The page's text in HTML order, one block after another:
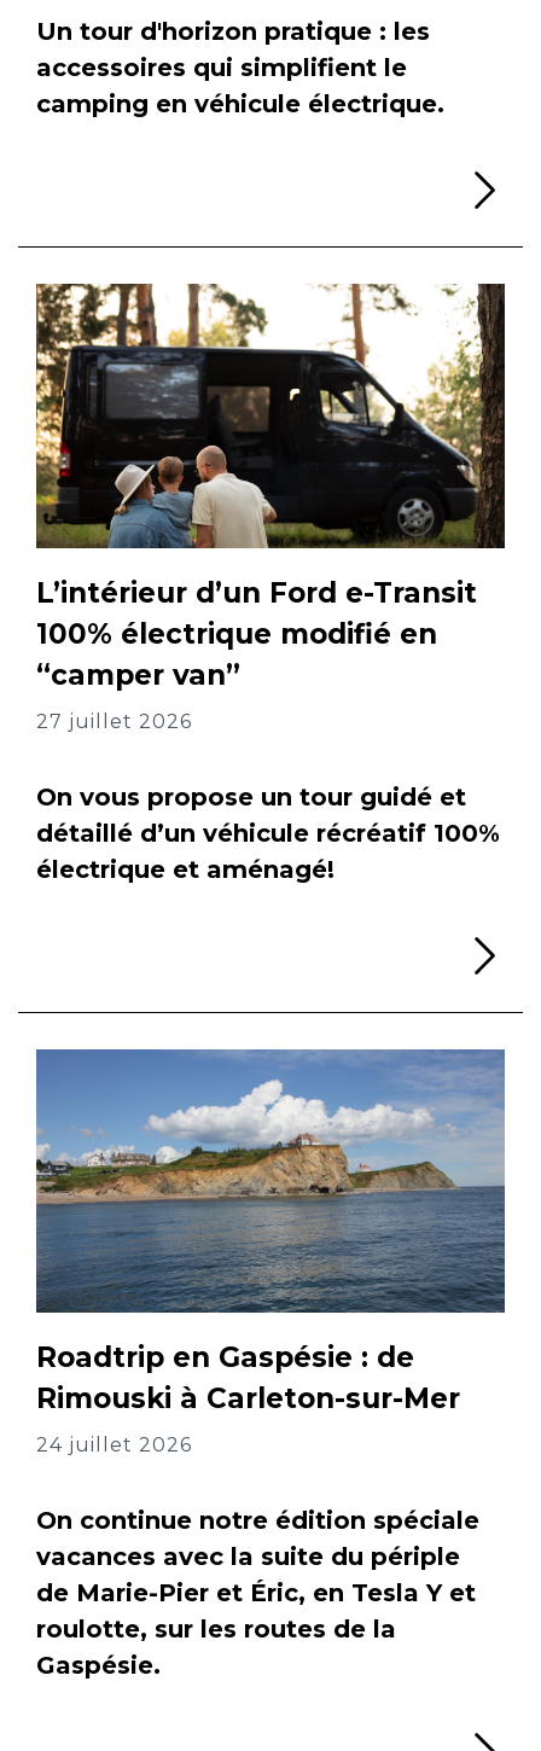
Un tour d'horizon pratique : les
accessoires qui simplifient le
camping en véhicule électrique.
L’intérieur d’un Ford e-Transit
100% électrique modifié en
“camper van”
27 juillet 2026
On vous propose un tour guidé et
détaillé d’un véhicule récréatif 100%
électrique et aménagé!
Roadtrip en Gaspésie : de
Rimouski à Carleton-sur-Mer
24 juillet 2026
On continue notre édition spéciale
vacances avec la suite du périple
de Marie-Pier et Éric, en Tesla Y et
roulotte, sur les routes de la
Gaspésie.